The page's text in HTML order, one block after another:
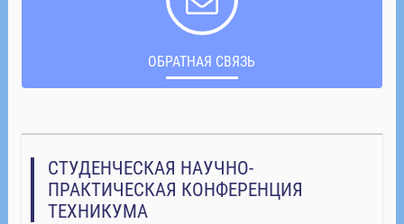
ОБРАТНАЯ СВЯЗЬ
СТУДЕНЧЕСКАЯ НАУЧНО-
ПРАКТИЧЕСКАЯ КОНФЕРЕНЦИЯ
ТЕХНИКУМА